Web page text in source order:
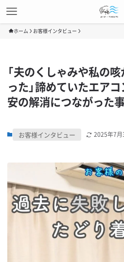
ホーム お客様インタビュー
「夫のくしゃみや私の
った」諦めていたエア
安の解消につながった
お客様インタビュー 2025年7月